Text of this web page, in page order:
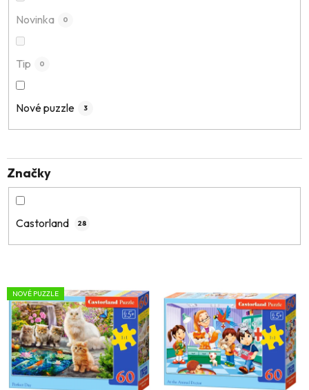
Novinka 0
Tip 0
Nové puzzle 3
Značky
Castorland 28
V
ý
p
s
p
NOVÉ PUZZLE